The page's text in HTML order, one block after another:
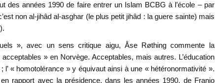
des années 1990 de faire entrer un Islam BCBG à l’école – par
non al-jihâd al-asghar (le plus petit jihâd : la guere sainte) mais
», avec un sens critique aigu, Åse Røthing commente la
» en Norvège. Acceptables, mais autres. L’éducation
« homotolérance » y équivaut ainsi à une « hétéronormativité ».
rapport avec la présidence, dans les années 1990, de Franjo